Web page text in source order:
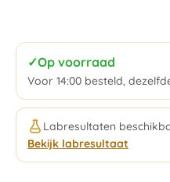
✓Op voorraad
Voor 14:00 besteld,
Labresultaten
Bekijk labresultaat